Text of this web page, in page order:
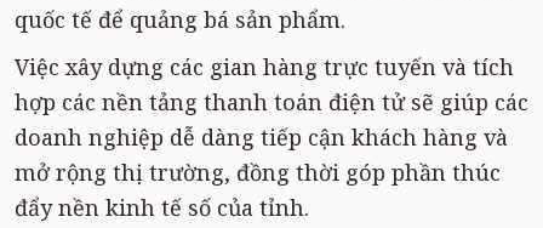
quốc tế để quảng bá sản phẩm.
Việc xây dựng các gian hàng trực tuyến và tích
hợp các nền tảng thanh toán điện tử sẽ giúp các
doanh nghiệp dễ dàng tiếp cận khách hàng và
mở rộng thị trường, đồng thời góp phần thúc
đẩy nền kinh tế số của tỉnh.